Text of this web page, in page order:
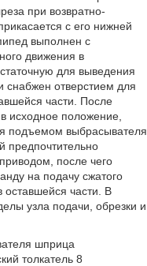
при возвратно-
с его нижней
выполнен с
движения в
для выведения
снабжен отверстием для
части. После
исходное положение,
подъемом выбрасывателя
предпочтительно
после чего
на подачу сжатого
оставшейся части. В
узла подачи, обрезки и
шприца
толкатель 8